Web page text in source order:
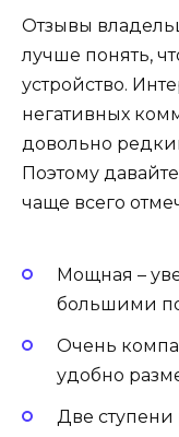
Отзывы
лучше понять,
устройство.
негативных
довольно
Поэтому
чаще всего
Мощная –
большими
Очень
удобно
Две